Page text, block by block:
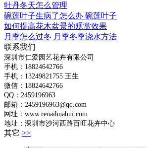
牡丹冬天怎么管理
碗莲叶子生病了怎么办 碗莲叶子
如何提高花木盆景的观赏效果
月季怎么过冬 月季冬季浇水方法
联系我们
深圳市仁爱园艺花卉有限公司
手机：18824642766
手机： 13249821755 王生
微信：18824642766
QQ：2459196963
邮箱：2459196963@qq.com
网址：www.renaihuahui.com
地址：深圳市沙河西路百旺花卉中心
其它 >>